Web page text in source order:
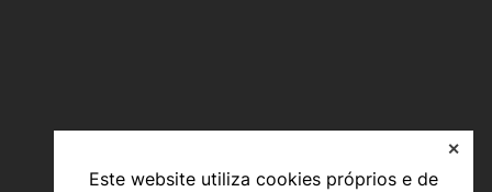
Este website utiliza cookies próprios e de
✕
Investigação e Projetos